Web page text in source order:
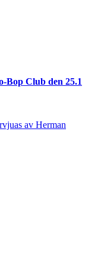
Bop Club den 25.1
av Herman